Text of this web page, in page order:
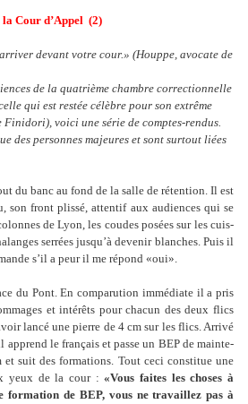
la Cour d’Appel (2)
devant votre cour.» (Houppe, avocate de
de la quatrième chambre correctionnelle
qui est restée célèbre pour son extrême
Finidori), voici une série de comptes-rendus.
des personnes majeures et sont surtout liées
du banc au fond de la salle de réten­tion. Il est
son front plissé, atten­tif aux audien­ces qui se
de Lyon, les coudes posées sur les cuis­
ser­rées jusqu’à deve­nir blan­ches. Puis il
s’il a peur il me répond «oui».
du Pont. En com­pa­ru­tion immé­diate il a pris
et inté­rêts pour chacun des deux flics
lancé une pierre de 4 cm sur les flics. Arrivé
apprend le fran­çais et passe un BEP de main­te­
suit des for­ma­tions. Tout ceci cons­ti­tue une
yeux de la cour :«Vous faites les choses à
for­ma­tion de BEP, vous ne tra­vaillez pas à